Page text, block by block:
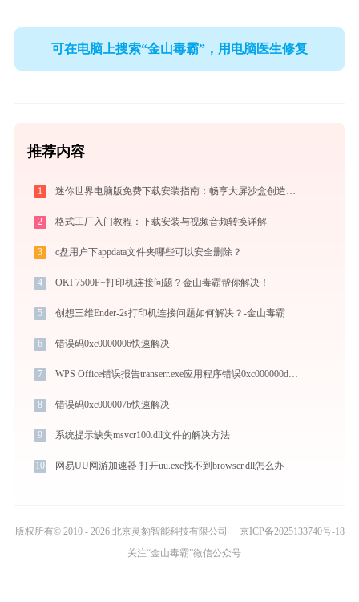
可在电脑上搜索“金山毒霸”，用电脑医生修复
推荐内容
1 迷你世界电脑版免费下载安装指南：畅享大屏沙盒创造与联机乐趣
2 格式工厂入门教程：下载安装与视频音频转换详解
3 c盘用户下appdata文件夹哪些可以安全删除？
4 OKI 7500F+打印机连接问题？金山毒霸帮你解决！
5 创想三维Ender-2s打印机连接问题如何解决？-金山毒霸
6 错误码0xc0000006快速解决
7 WPS Office错误报告transerr.exe应用程序错误0xc000000d解决方法
8 错误码0xc000007b快速解决
9 系统提示缺失msvcr100.dll文件的解决方法
10 网易UU网游加速器 打开uu.exe找不到browser.dll怎么办
版权所有© 2010 - 2026 北京灵豹智能科技有限公司
京ICP备2025133740号-18
关注“金山毒霸”微信公众号